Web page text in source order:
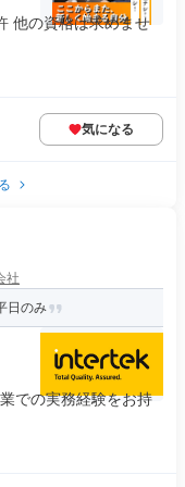
他の資格は求めませ
気になる
社
日のみ
での実務経験をお持